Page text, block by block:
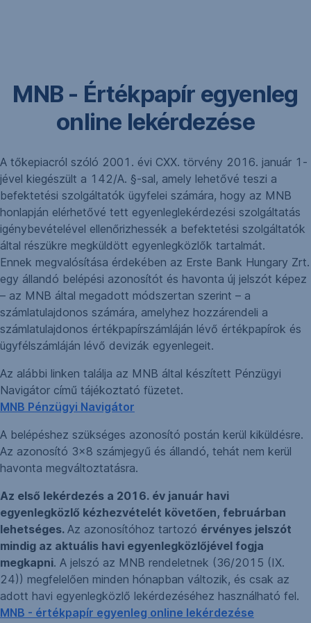
MNB - Értékpapír egyenleg
online lekérdezése
A tőkepiacról szóló 2001. évi CXX. törvény 2016. január 1-
jével kiegészült a 142/A. §-sal, amely lehetővé teszi a
befektetési szolgáltatók ügyfelei számára, hogy az MNB
honlapján elérhetővé tett egyenleglekérdezési szolgáltatás
igénybevételével ellenőrizhessék a befektetési szolgáltatók
által részükre megküldött egyenlegközlők tartalmát.
Ennek megvalósítása érdekében az Erste Bank Hungary Zrt.
egy állandó belépési azonosítót és havonta új jelszót képez
– az MNB által megadott módszertan szerint – a
számlatulajdonos számára, amelyhez hozzárendeli a
számlatulajdonos értékpapírszámláján lévő értékpapírok és
ügyfélszámláján lévő devizák egyenlegeit.
Az alábbi linken találja az MNB által készített Pénzügyi
Navigátor című tájékoztató füzetet.
MNB Pénzügyi Navigátor
A belépéshez szükséges azonosító postán kerül kiküldésre.
Az azonosító 3x8 számjegyű és állandó, tehát nem kerül
havonta megváltoztatásra.
Az első lekérdezés a 2016. év január havi
egyenlegközlő kézhezvételét követően, februárban
lehetséges. Az azonosítóhoz tartozó érvényes jelszót
mindig az aktuális havi egyenlegközlőjével fogja
megkapni. A jelszó az MNB rendeletnek (36/2015 (IX.
24)) megfelelően minden hónapban változik, és csak az
adott havi egyenlegközlő lekérdezéséhez használható fel.
MNB - értékpapír egyenleg online lekérdezése